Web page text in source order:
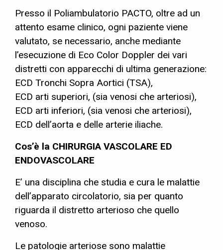
Presso il Poliambulatorio PACTO, oltre ad un
attento esame clinico, ogni paziente viene
valutato, se necessario, anche mediante
l’esecuzione di Eco Color Doppler dei vari
distretti con apparecchi di ultima generazione:
ECD Tronchi Sopra Aortici (TSA),
ECD arti superiori, (sia venosi che arteriosi),
ECD arti inferiori, (sia venosi che arteriosi),
ECD dell’aorta e delle arterie iliache.
Cos’è la CHIRURGIA VASCOLARE ED
ENDOVASCOLARE
E’ una disciplina che studia e cura le malattie
dell’apparato circolatorio, sia per quanto
riguarda il distretto arterioso che quello
venoso.
Le patologie arteriose sono malattie